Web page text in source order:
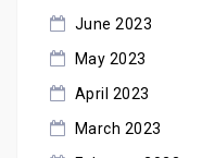
June 2023
May 2023
April 2023
March 2023